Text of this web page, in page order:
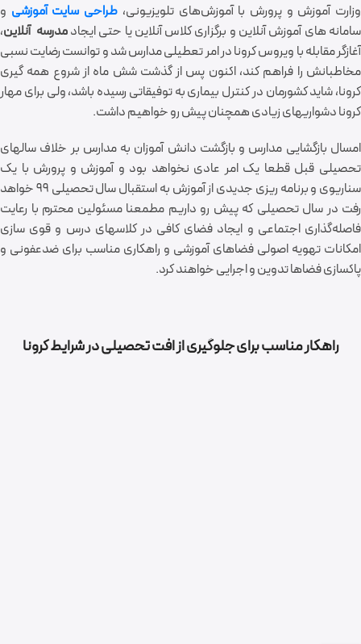
وزارت آموزش و پرورش با آموزش‌های تلویزیونی، طراحی سایت آموزشی و
سامانه های آموزش آنلاین و برگزاری کلاس آنلاین یا حتی ایجادمدرسه آنلاین،
آغازگر مقابله با ویروس کرونا در امر تعطیلی مدارس شد و توانست رضایت نسبی
مخاطبانش را فراهم کند، اکنون پس از گذشت شش ماه از شروع همه گیری
کرونا، شاید کشورمان در کنترل بیماری به توفیقاتی رسیده باشد، ولی برای مهار
کرونا دشواریهای زیادی همچنان پیش رو خواهیم داشت.
امسال بازگشایی مدارس و بازگشت دانش آموزان به مدارس بر خلاف سالهای
تحصیلی قبل قطعا یک امر عادی نخواهد بود و آموزش و پرورش با یک
سناریوی و برنامه ریزی جدیدی از آموزش‌ به استقبال سال تحصیلی 99 خواهد
رفت در سال تحصیلی که پیش رو داریم مطمعنا مسئولین محترم با رعایت
فاصله‌گذاری اجتماعی و ایجاد فضای کافی در کلاسهای درس و قوی سازی
امکانات تهویه اصولی فضا‌های آموزشی و راهکاری مناسب برای ضدعفونی و
پاکسازی فضا‌ها تدوین و اجرایی خواهند کرد.
راهکار مناسب برای جلوگیری از افت تحصیلی در شرایط کرونا